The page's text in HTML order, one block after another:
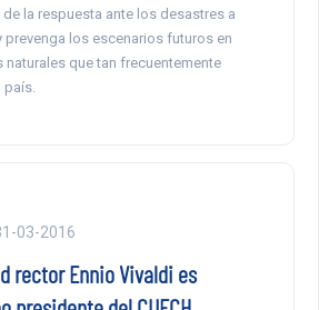
de la respuesta ante los desastres a
prevenga los escenarios futuros en
naturales que tan frecuentemente
país.
03-2016
rector Ennio Vivaldi es